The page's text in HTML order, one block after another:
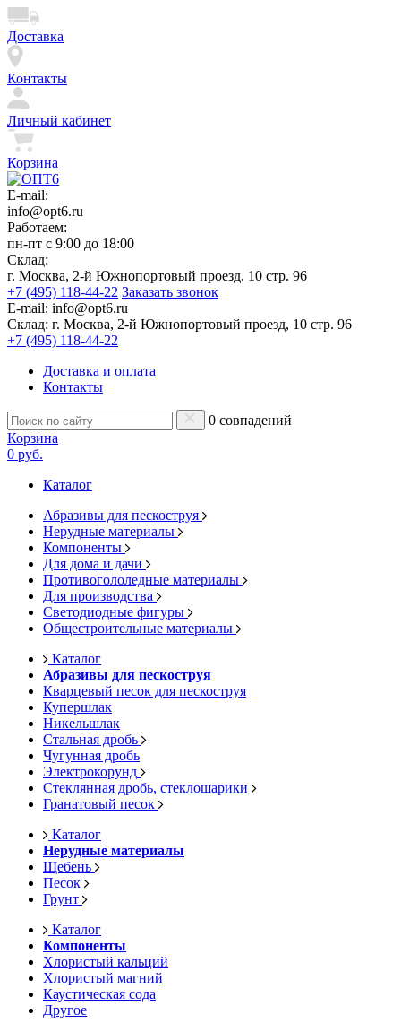
Доставка
Контакты
Личный кабинет
Корзина
E-mail:
info@opt6.ru
Работаем:
пн-пт с 9:00 до 18:00
Склад:
г. Москва, 2-й Южнопортовый проезд, 10 стр. 96
+7 (495) 118-44-22 Заказать звонок
E-mail: info@opt6.ru
Склад: г. Москва, 2-й Южнопортовый проезд, 10 стр. 96
+7 (495) 118-44-22
Доставка и оплата
Контакты
0 совпадений
Корзина
0 руб.
Каталог
Абразивы для пескоструя
Нерудные материалы
Компоненты
Для дома и дачи
Противогололедные материалы
Для производства
Светодиодные фигуры
Общестроительные материалы
Каталог
Абразивы для пескоструя
Кварцевый песок для пескоструя
Купершлак
Никельшлак
Стальная дробь
Чугунная дробь
Электрокорунд
Стеклянная дробь, стеклошарики
Гранатовый песок
Каталог
Нерудные материалы
Щебень
Песок
Грунт
Каталог
Компоненты
Хлористый кальций
Хлористый магний
Каустическая сода
Другое